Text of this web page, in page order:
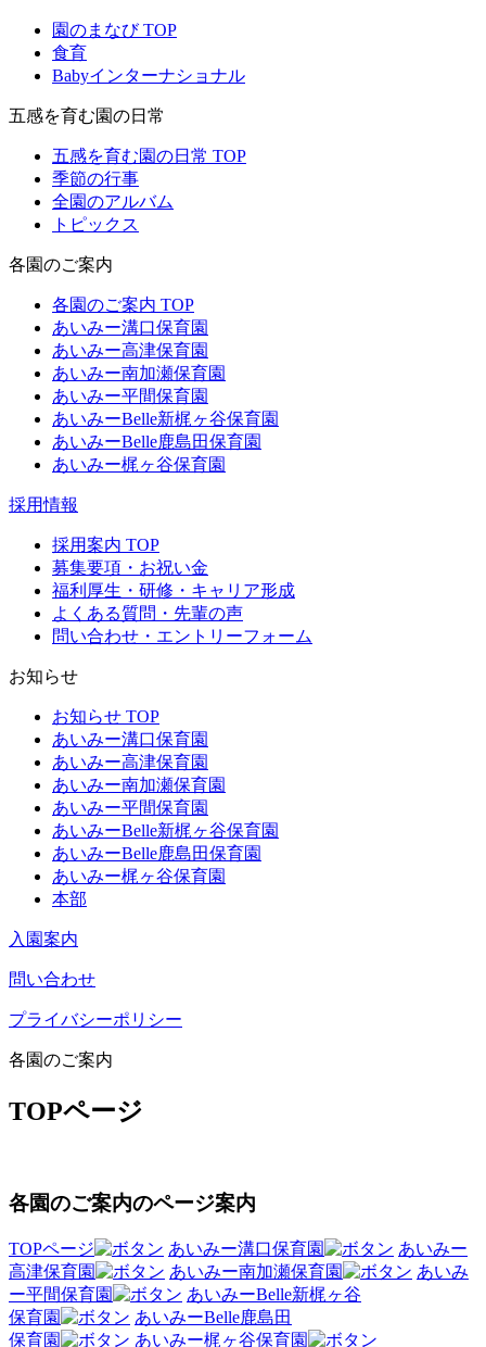
園のまなび TOP
食育
Babyインターナショナル
五感を育む園の日常
五感を育む園の日常 TOP
季節の行事
全園のアルバム
トピックス
各園のご案内
各園のご案内 TOP
あいみー溝口保育園
あいみー高津保育園
あいみー南加瀬保育園
あいみー平間保育園
あいみーBelle新梶ヶ谷保育園
あいみーBelle鹿島田保育園
あいみー梶ヶ谷保育園
採用情報
採用案内 TOP
募集要項・お祝い金
福利厚生・研修・キャリア形成
よくある質問・先輩の声
問い合わせ・エントリーフォーム
お知らせ
お知らせ TOP
あいみー溝口保育園
あいみー高津保育園
あいみー南加瀬保育園
あいみー平間保育園
あいみーBelle新梶ヶ谷保育園
あいみーBelle鹿島田保育園
あいみー梶ヶ谷保育園
本部
入園案内
問い合わせ
プライバシーポリシー
各園のご案内
TOPページ
各園のご案内のページ案内
TOPページ あいみー溝口保育園
あいみー
高津保育園
あいみー南加瀬保育園
あいみ
ー平間保育園
あいみーBelle新梶ヶ谷
保育園
あいみーBelle鹿島田
保育園
あいみー梶ヶ谷保育園